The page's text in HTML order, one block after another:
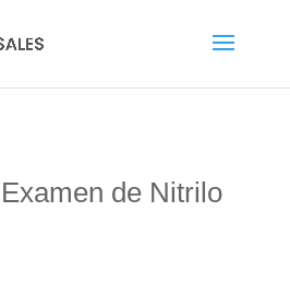
de Nitrilo